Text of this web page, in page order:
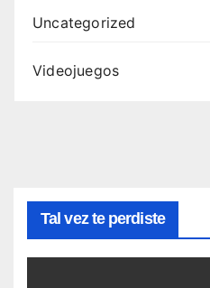
Uncategorized
Videojuegos
Tal vez te perdiste